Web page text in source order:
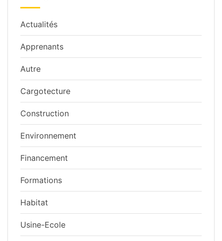
Actualités
Apprenants
Autre
Cargotecture
Construction
Environnement
Financement
Formations
Habitat
Usine-Ecole